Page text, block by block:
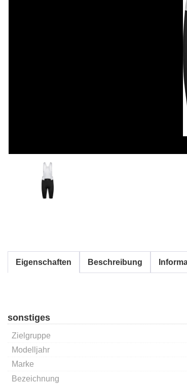
Eigenschaften Beschreibung
sonstiges
Zielgruppe
Modelljahr
Marke
Bezeichnung